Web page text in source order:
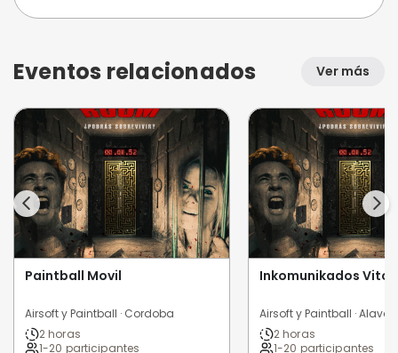
Eventos relacionados Ver más
Paintball Movil
Airsoft y Paintball · Cordoba
2 horas
1-20 participantes
Inkomunikados
Airsoft y Paintball · Alava
2 horas
1-20 participantes